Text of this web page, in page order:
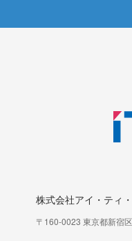
株式会社アイ・ティ
〒160-0023 東京都新宿